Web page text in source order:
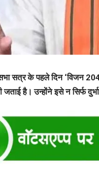
सत्र के पहले दिन ‘विजन
है। उन्होंने इसे न सिर्फ